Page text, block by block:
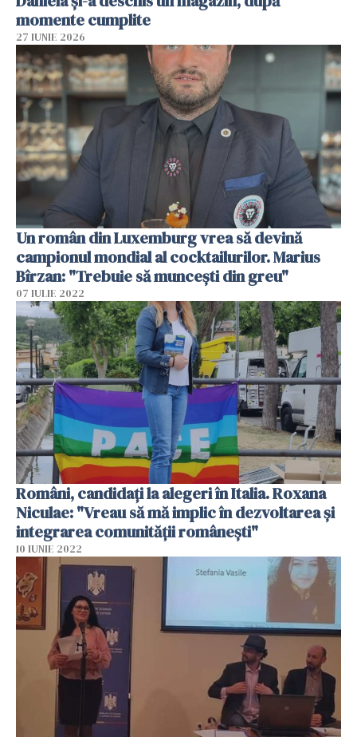
momente cumplite
27 IUNIE 2026
Un român din Luxemburg vrea să devină
campionul mondial al cocktailurilor. Marius
Bîrzan: "Trebuie să muncești din greu"
07 IULIE 2022
Români, candidați la alegeri în Italia. Roxana
Niculae: "Vreau să mă implic în dezvoltarea și
integrarea comunității românești"
10 IUNIE 2022